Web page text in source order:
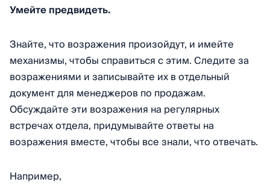
Умейте предвидеть.
Знайте, что возражения произойдут, и имейте
механизмы, чтобы справиться с этим. Следите за
возражениями и записывайте их в отдельный
документ для менеджеров по продажам.
Обсуждайте эти возражения на регулярных
встречах отдела, придумывайте ответы на
возражения вместе, чтобы все знали, что отвечать.
Например,